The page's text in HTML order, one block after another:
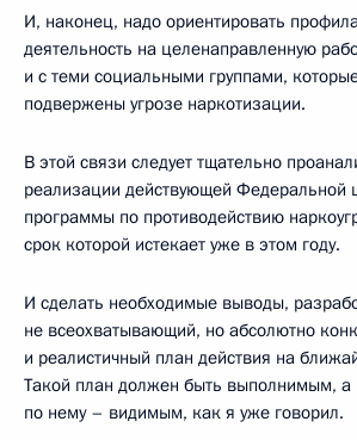
И, наконец, надо ориентировать
деятельность на целенаправленную
и с теми социальными группами,
подвержены угрозе наркотизации.
В этой связи следует тщательно
реализации действующей Федеральной
программы по противодействию
срок которой истекает уже в этом году.
И сделать необходимые выводы,
не всеохватывающий, но абсолютно
и реалистичный план действия на
Такой план должен быть выполнимым, а
по нему – видимым, как я уже говорил.